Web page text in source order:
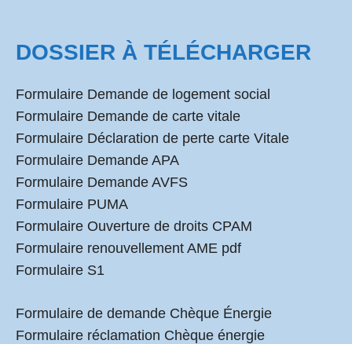
DOSSIER À TÉLÉCHARGER
Formulaire Demande de logement social
Formulaire Demande de carte vitale
Formulaire Déclaration de perte carte Vitale
Formulaire Demande APA
Formulaire Demande AVFS
Formulaire PUMA
Formulaire Ouverture de droits CPAM
Formulaire renouvellement AME pdf
Formulaire S1
Formulaire de demande Chèque Énergie
Formulaire réclamation Chèque énergie